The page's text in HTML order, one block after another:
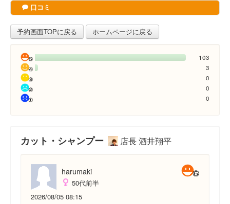
口コミ
予約画面TOPに戻る ホームページに戻る
103
3
0
0
0
カット・シャンプー 店長 酒井翔平
harumaki
50代前半
2026/08/05 08:15